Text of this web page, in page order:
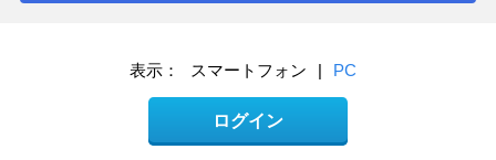
表示： スマートフォン | PC
ログイン